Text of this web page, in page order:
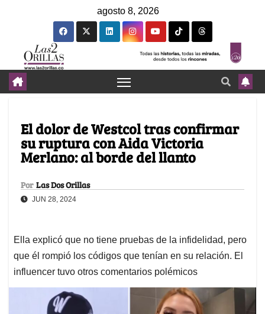
agosto 8, 2026
El dolor de Westcol tras confirmar
su ruptura con Aida Victoria
Merlano: al borde del llanto
Por Las Dos Orillas
JUN 28, 2024
Ella explicó que no tiene pruebas de la infidelidad, pero
que él rompió los códigos que tenían en su relación. El
influencer tuvo otros comentarios polémicos